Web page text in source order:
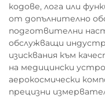
кодове, лога или
от допълнително
подготвителни
обслужващи
изисквания към
на медицински
аерокосмически
прецизни